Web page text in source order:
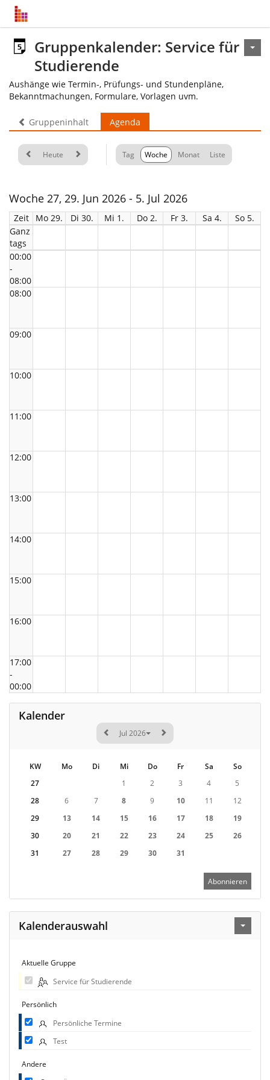
Gruppenkalender: Service für
Studierende
Aushänge wie Termin-, Prüfungs- und Stundenpläne,
Bekanntmachungen, Formulare, Vorlagen uvm.
Gruppeninhalt Agenda
Heute Tag Woche Monat Liste
Woche 27, 29. Jun 2026 - 5. Jul 2026
Zeit Mo 29. Di 30. Mi 1. Do 2. Fr 3. Sa 4.
So 5.
Ganz
tags
00:00
-
08:00
08:00
09:00
10:00
11:00
12:00
13:00
14:00
15:00
16:00
17:00
-
00:00
Kalender
Jul 2026
KW Mo Di Mi Do Fr Sa
So
27
1 2 3 4
5
28
6 7 8 9 10 11
12
29
13 14 15 16 17 18
19
30
20 21 22 23 24 25
26
31
27 28 29 30 31
Abonnieren
Kalenderauswahl
Aktuelle Gruppe
Service für Studierende
Persönlich
Persönliche Termine
Test
Andere